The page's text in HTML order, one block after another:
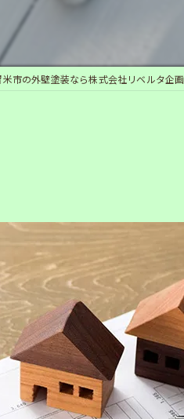
米市の外壁塗装なら株式会社リベルタ企画